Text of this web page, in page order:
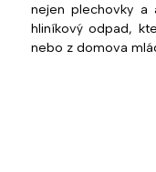
nejen plechovky a
hliníkový odpad,
nebo z domova